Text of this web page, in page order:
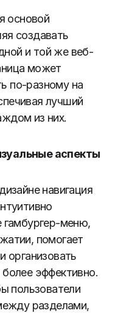
основой
создавать
и той же веб-
может
по-разному на
лучший
из них.
аспекты
навигация
гамбургер-меню,
помогает
организовать
эффективно.
пользователи
разделами,